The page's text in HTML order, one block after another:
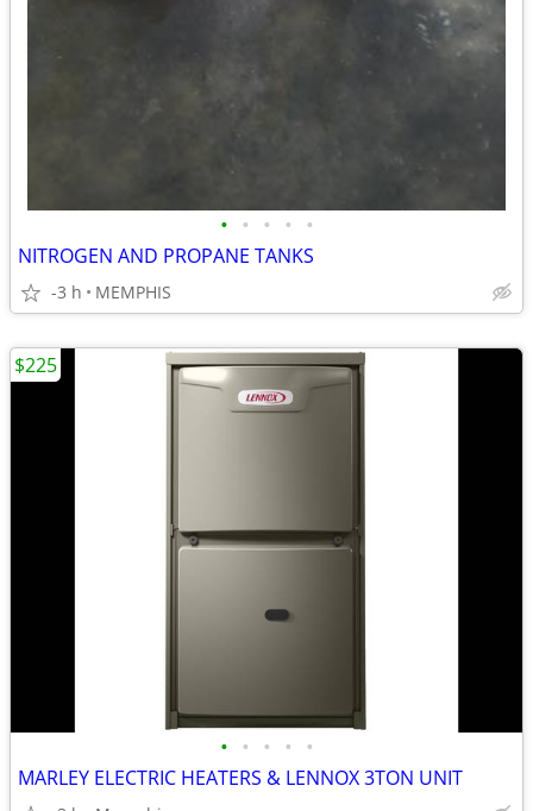
• • • • •
NITROGEN AND PROPANE TANKS
-3 h MEMPHIS
• • • • •
MARLEY ELECTRIC HEATERS & LENNOX 3TON UNIT
$225